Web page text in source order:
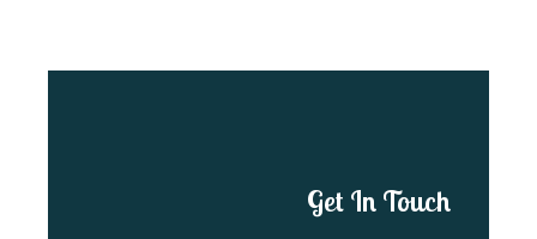
Get In Touch